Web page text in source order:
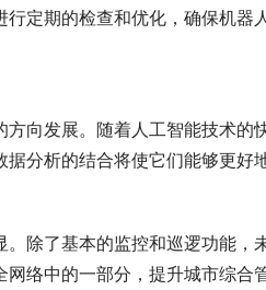
定期的检查和优化，确保机器
向发展。随着人工智能技术的
分析的结合将使它们能够更好
除了基本的监控和巡逻功能，
络中的一部分，提升城市综合